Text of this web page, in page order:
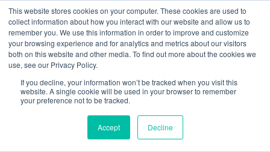
This website stores cookies on your computer. These cookies are used to
collect information about how you interact with our website and allow us to
remember you. We use this information in order to improve and customize
your browsing experience and for analytics and metrics about our visitors
both on this website and other media. To find out more about the cookies we
use, see our Privacy Policy.
If you decline, your information won’t be tracked when you visit this
website. A single cookie will be used in your browser to remember
your preference not to be tracked.
Accept Decline
Skip To Content
Toggle Navigation
Plateformes et produits
Plateformes et produits
Par UX Platform
vocale automobile avec l'IA hybride agentic
Cerence Assistant
Profitez de l'assistance vocale